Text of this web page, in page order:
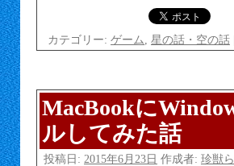
カテゴリー: ゲーム 星の話・空の話
MacBookに
ルしてみた話
投稿日: 2015年6月23日 作成者: 珍獣